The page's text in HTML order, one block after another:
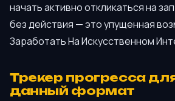
начать активно откликаться на
без действия — это упущенная
Заработать На Искусственном
Трекер прогресса
данный формат